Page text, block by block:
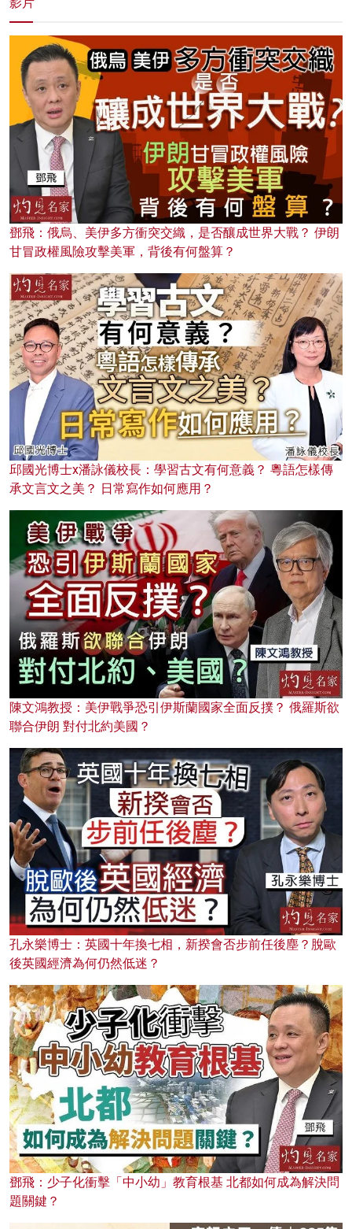
鄧飛：俄烏、美伊多方衝突交織，是否釀成世界大戰？ 伊朗
甘冒政權風險攻擊美軍，背後有何盤算？
邱國光博士x潘詠儀校長：學習古文有何意義？ 粵語怎樣傳
承文言文之美？ 日常寫作如何應用？
陳文鴻教授：美伊戰爭恐引伊斯蘭國家全面反撲？ 俄羅斯欲
聯合伊朗 對付北約美國？
孔永樂博士：英國十年換七相，新揆會否步前任後塵？脫歐
後英國經濟為何仍然低迷？
鄧飛：少子化衝擊「中小幼」教育根基 北都如何成為解決問
題關鍵？